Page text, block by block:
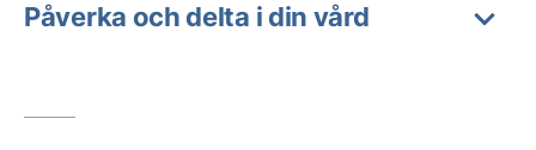
Påverka och delta i din vård